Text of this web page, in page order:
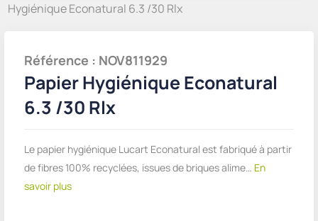
Hygiénique Econatural 6.3 /30 Rlx
Référence : NOV811929
Papier Hygiénique Econatural
6.3 /30 Rlx
Le papier hygiénique Lucart Econatural est fabriqué à partir
de fibres 100% recyclées, issues de briques alime… En
savoir plus